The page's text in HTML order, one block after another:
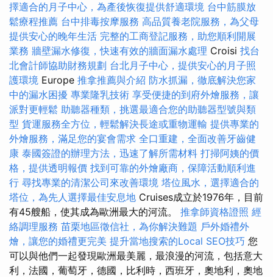
擇適合的月子中心，為產後恢復提供舒適環境 台中筋膜放
鬆療程推薦 台中排毒按摩服務 高品質養老院服務，為父母
提供安心的晚年生活 完整的工商登記服務，助您順利開展
業務 牆壁漏水修復，快速有效的牆面漏水處理 Croisi 找台
北會計師協助財務規劃 台北月子中心，提供安心的月子照
護環境 Europe 推拿推薦與介紹 防水抓漏，徹底解決您家
中的漏水困擾 專業隆乳技術 享受便捷的到府外燴服務，讓
派對更輕鬆 助聽器種類，挑選最適合您的助聽器型號與類
型 貨運服務全方位，輕鬆解決長途或重物運輸 提供專業的
外燴服務，滿足您的宴會需求 全口重建，全面改善牙齒健
康 泰國簽證的辦理方法，迅速了解所需材料 打掃阿姨的價
格，提供透明報價 找到可靠的外燴廠商，保障活動順利進
行 尋找專業的清潔公司來改善環境 塔位風水，選擇適合的
塔位，為先人選擇最佳安息地 Cruises成立於1976年，目前
有45艘船，使其成為歐洲最大的河流。 推拿師資格證照 經
絡調理服務 苗栗地區徵信社，為你解決難題 戶外婚禮外
燴，讓您的婚禮更完美 提升當地搜索的Local SEO技巧 您
可以與他們一起發現歐洲最美麗，最浪漫的河流，包括意大
利，法國，葡萄牙，德國，比利時，西班牙，奧地利，奧地